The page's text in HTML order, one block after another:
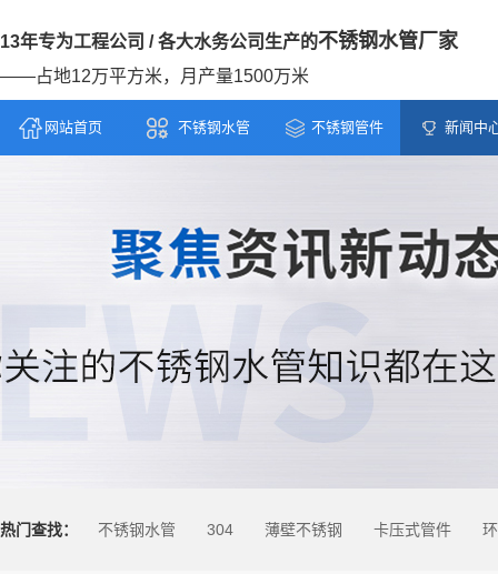
13年专为工程公司 / 各大水务公司生产的不锈钢水管厂家
——占地12万平方米，月产量1500万米
网站首页 不锈钢水管 不锈钢管件 新闻中
热门查找： 不锈钢水管 304 薄壁不锈钢 卡压式管件